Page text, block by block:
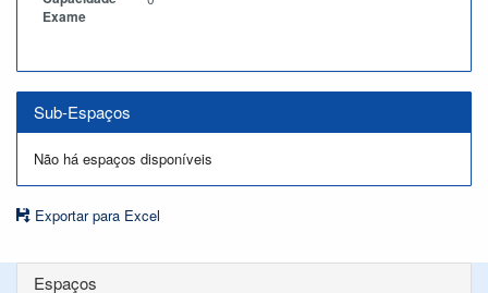
Exame
Sub-Espaços
Não há espaços disponíveis
Exportar para Excel
Espaços